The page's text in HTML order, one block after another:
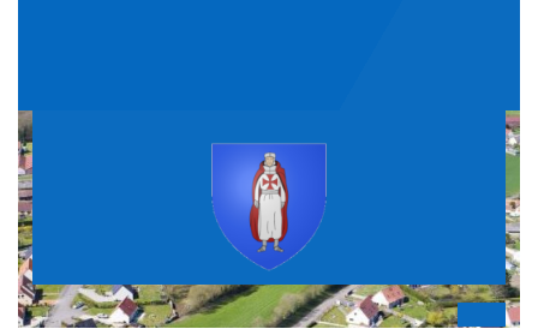
content